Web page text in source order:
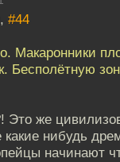
#44
Макаронники
Бесполётную
Это же
нибудь
начинают